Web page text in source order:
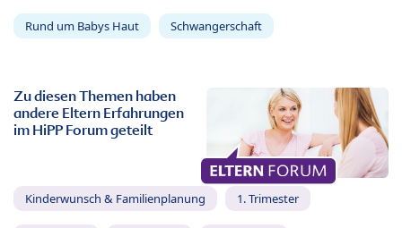
Rund um Babys Haut Schwangerschaft
Zu diesen Themen haben
andere Eltern Erfahrungen
im HiPP Forum geteilt
Kinderwunsch & Familienplanung 1. Trimester